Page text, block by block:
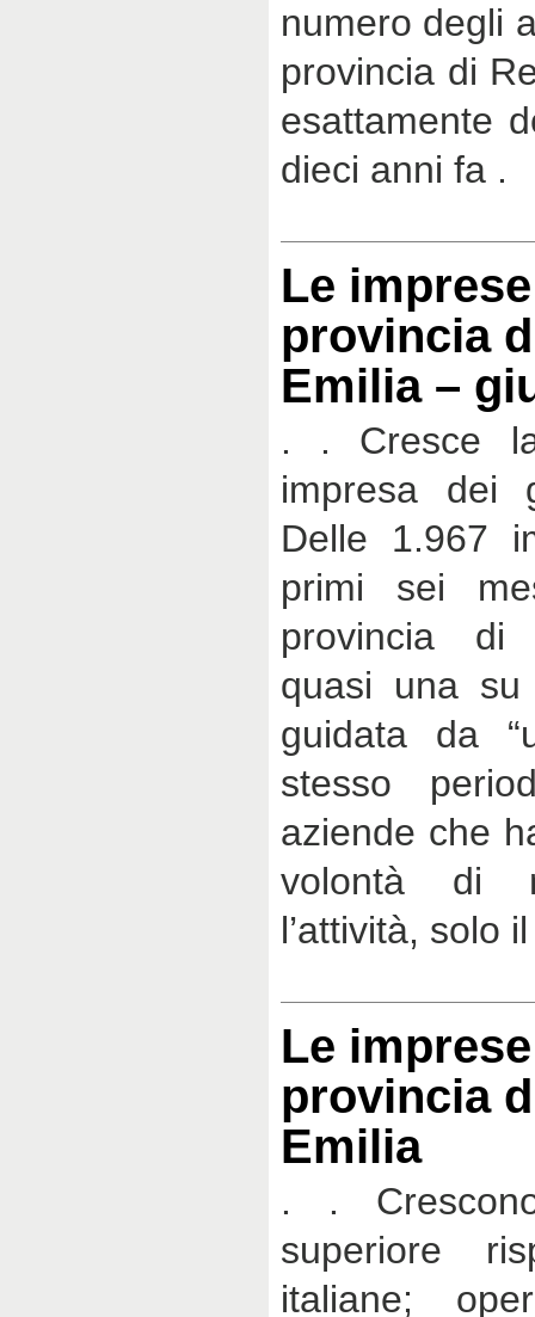
numero degli
provincia di
esattamente
dieci anni fa .
Le
provincia
Emilia –
. . Cresce
impresa dei
Delle 1.967
primi sei
provincia di
quasi una
guidata da
stesso
aziende che
volontà di
l’attività, solo
Le
provincia
Emilia
. .
superiore
italiane;